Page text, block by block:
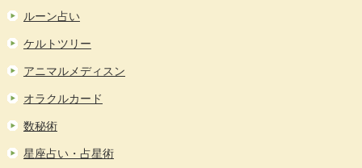
ルーン占い
ケルトツリー
アニマルメディスン
オラクルカード
数秘術
星座占い・占星術